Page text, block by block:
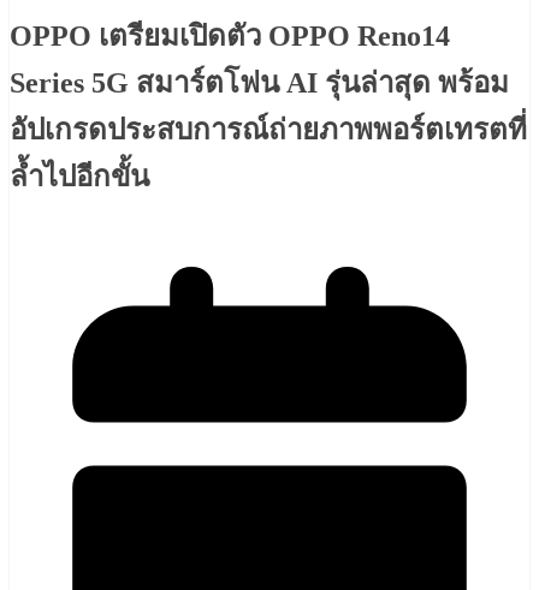
OPPO เตรียมเปิดตัว OPPO Reno14
Series 5G สมาร์ตโฟน AI รุ่นล่าสุด พร้อม
อัปเกรดประสบการณ์ถ่ายภาพพอร์ตเทรตที่
ล้ำไปอีกขั้น